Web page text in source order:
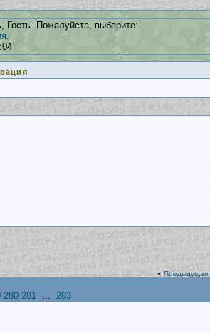
Гость. Пожалуйста, выберите:
.
« Предыдущая
280 281 ... 283